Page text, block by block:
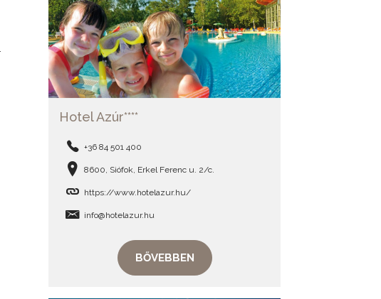
Hotel Azúr****
+36 84 501 400
8600, Siófok, Erkel Ferenc u. 2/c.
https://www.hotelazur.hu/
info@hotelazur.hu
BŐVEBBEN